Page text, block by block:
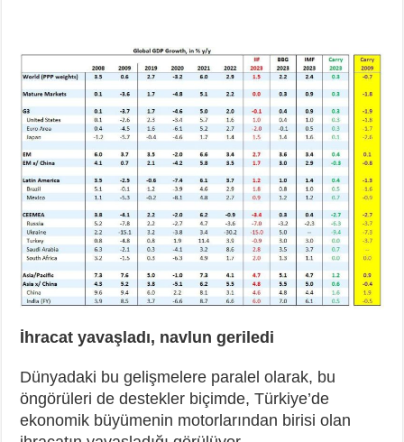
İhracat yavaşladı, navlun geriledi
Dünyadaki bu gelişmelere paralel olarak, bu
öngörüleri de destekler biçimde, Türkiye’de
ekonomik büyümenin motorlarından birisi olan